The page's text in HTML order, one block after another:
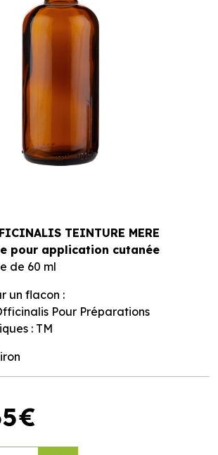
TEINTURE MERE
pour application cutanée
de 60 ml
un flacon :
Pour Préparations
: TM
€